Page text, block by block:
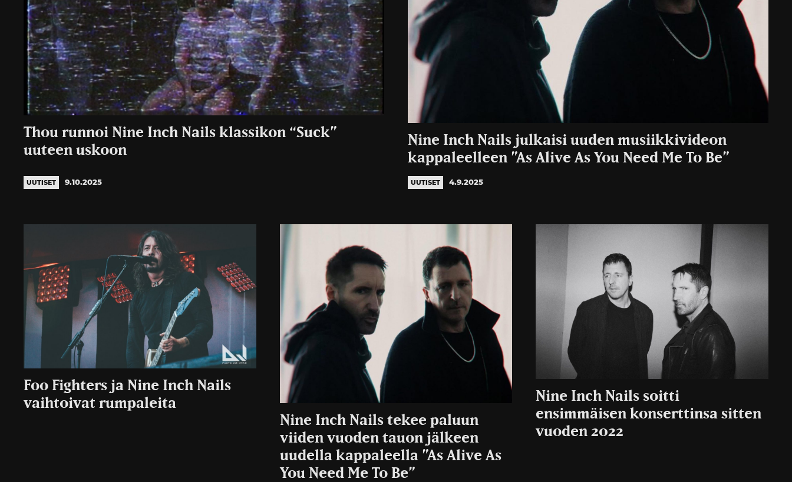
Thou runnoi Nine Inch Nails klassikon “Suck”
uuteen uskoon
UUTISET 9.10.2025
Nine Inch Nails julkaisi uuden musiikkivideon
kappaleelleen ”As Alive As You Need Me To Be”
UUTISET 4.9.2025
Foo Fighters ja Nine Inch Nails
vaihtoivat rumpaleita
Nine Inch Nails tekee paluun
viiden vuoden tauon jälkeen
uudella kappaleella ”As Alive As
You Need Me To Be”
Nine Inch Nails soitti
ensimmäisen konserttinsa sitten
vuoden 2022